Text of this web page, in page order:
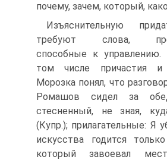
почему, зачем, который,
Изъяснительную
требуют слова,
способные к управлению.
том числе причастия и
Морозка понял, что
Ромашов сидел за
стесненный, не зная,
(Купр.); прилагательные: Я
искусства годится
который завоевал